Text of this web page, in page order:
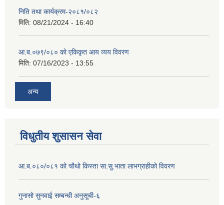
निति तथा कार्यक्रम-२०८१/०८२
मिति: 08/21/2024 - 16:40
आ.ब.०७९/०८० को एकिकृत आय व्यय विवरण
मिति: 07/16/2023 - 13:55
अन्य
विधुतीय शुसासन सेवा
आ.ब.०८०/०८१ को चौथो किस्ता सा.सु.भाता लाभग्राहीको विवरण
गुनासो सुनवाई सम्बन्धी अनुसूची-६